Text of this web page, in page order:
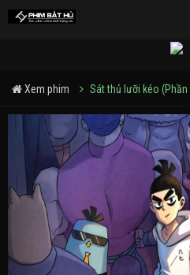
Xem phim Sát thủ lưỡi kéo (Phần